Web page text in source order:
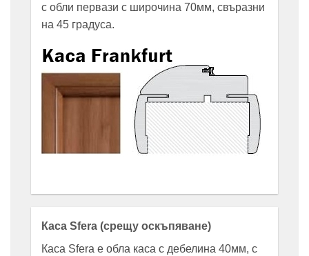
с обли первази с широчина 70мм, свъразни
на 45 градуса.
Каса Sfera (срещу оскъпяване)
Каса Sfera е oбла каса с дебелина 40мм, с